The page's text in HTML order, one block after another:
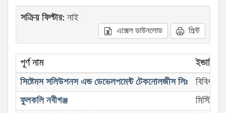
সক্রিয় ফিল্টার:নাই
এক্সেল ডাউনলোড প্রিন্ট
পূর্ণ নাম
সিষ্টেমস সলিউশনস এন্ড ডেভেলপমেন্ট টেকনোলজীস লিঃ
বিবিধ
ফুলকলি নবীগঞ্জ
মিস্টির